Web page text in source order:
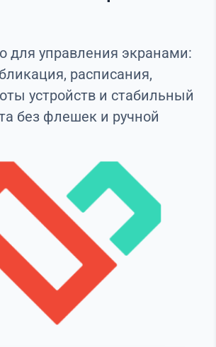
для управления экранами:
расписания,
устройств и стабильный
без флешек и ручной